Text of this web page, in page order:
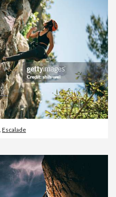
Escalade